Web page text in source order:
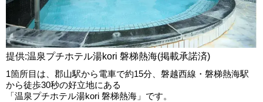
提供:温泉プチホテル湯kori 磐梯熱海(掲載承諾済)
1箇所目は、郡山駅から電車で約15分、磐越西線・磐梯熱海駅
から徒歩30秒の好立地にある
「温泉プチホテル湯kori 磐梯熱海」です。